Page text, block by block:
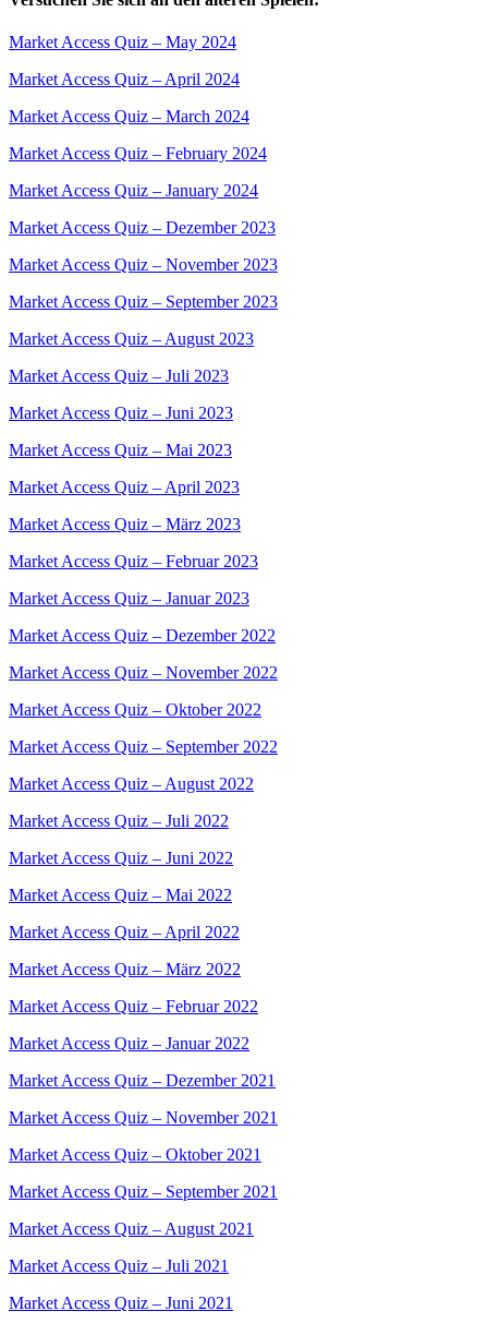
Market Access Quiz – May 2024
Market Access Quiz – April 2024
Market Access Quiz – March 2024
Market Access Quiz – February 2024
Market Access Quiz – January 2024
Market Access Quiz – Dezember 2023
Market Access Quiz – November 2023
Market Access Quiz – September 2023
Market Access Quiz – August 2023
Market Access Quiz – Juli 2023
Market Access Quiz – Juni 2023
Market Access Quiz – Mai 2023
Market Access Quiz – April 2023
Market Access Quiz – März 2023
Market Access Quiz – Februar 2023
Market Access Quiz – Januar 2023
Market Access Quiz – Dezember 2022
Market Access Quiz – November 2022
Market Access Quiz – Oktober 2022
Market Access Quiz – September 2022
Market Access Quiz – August 2022
Market Access Quiz – Juli 2022
Market Access Quiz – Juni 2022
Market Access Quiz – Mai 2022
Market Access Quiz – April 2022
Market Access Quiz – März 2022
Market Access Quiz – Februar 2022
Market Access Quiz – Januar 2022
Market Access Quiz – Dezember 2021
Market Access Quiz – November 2021
Market Access Quiz – Oktober 2021
Market Access Quiz – September 2021
Market Access Quiz – August 2021
Market Access Quiz – Juli 2021
Market Access Quiz – Juni 2021